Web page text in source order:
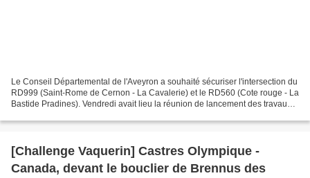
Le Conseil Départemental de l'Aveyron a souhaité sécuriser l'intersection du
RD999 (Saint-Rome de Cernon - La Cavalerie) et le RD560 (Cote rouge - La
Bastide Pradines). Vendredi avait lieu la réunion de lancement des travaux
[Challenge Vaquerin] Castres Olympique -
Canada, devant le bouclier de Brennus des